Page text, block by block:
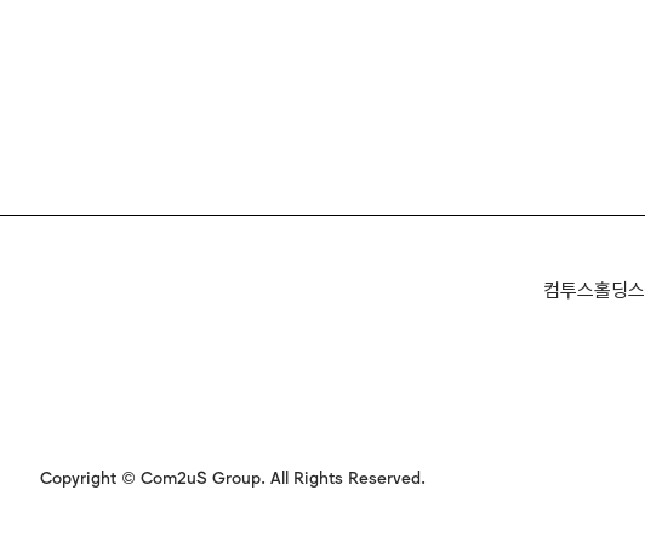
컴투스홀딩스
Copyright © Com2uS Group. All Rights Reserved.